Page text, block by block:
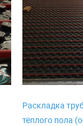
Раскладка
тёплого пола